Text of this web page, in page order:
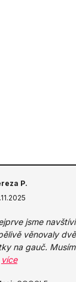
P.
jsme
věnovaly
na gauč.
více